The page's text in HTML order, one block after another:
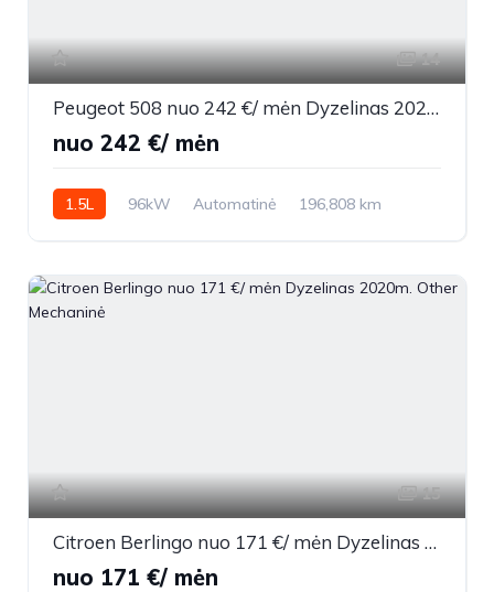
14
Peugeot 508 nuo 242 €/ mėn Dyzelinas 2021m. Sedanas Automatinė
nuo 242 €/ mėn
1.5L 96kW Automatinė
196,808 km
15
Citroen Berlingo nuo 171 €/ mėn Dyzelinas 2020m. Other Mechaninė
nuo 171 €/ mėn